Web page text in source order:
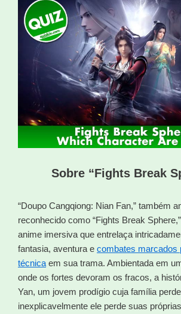
Sobre “Fights Break
“Doupo Cangqiong: Nian Fan,” também
reconhecido como “Fights Break
anime imersiva que entrelaça
fantasia, aventura e combates marcados
técnica em sua trama. Ambientada em
onde os fortes devoram os fracos, a
Yan, um jovem prodígio cuja família
inexplicavelmente ele perde suas